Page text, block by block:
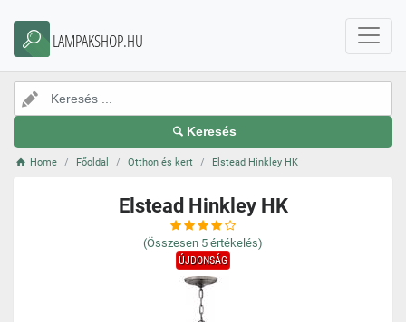
LAMPAKSHOP.HU
Keresés
Home Főoldal Otthon és kert Elstead Hinkley HK
Elstead Hinkley HK
(Összesen 5 értékelés)
ÚJDONSÁG